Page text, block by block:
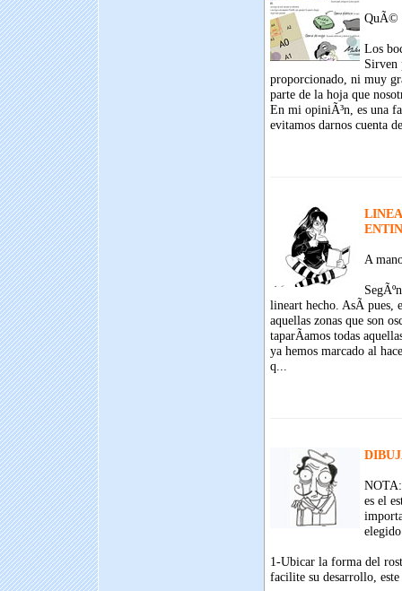
QuÃ©
Los
Sirven
proporcionado, ni muy
parte de la hoja que
En mi opiniÃ³n, es una
evitamos darnos cuenta
A
lineart hecho. AsÃ­ pues,
aquellas zonas que son
taparÃ­amos todas
ya hemos marcado al
q...
es el
1-Ubicar la forma del
facilite su desarrollo,